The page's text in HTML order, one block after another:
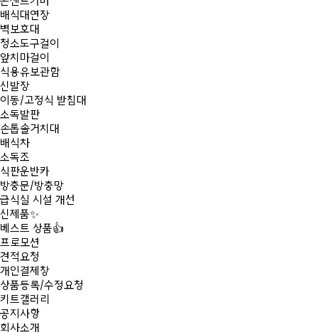
배식대연장
벽보호대
청소도구걸이
앞치마걸이
식용유보관함
신발장
이동/고정식 받침대
소독발판
손톱솔거치대
배식차
소독조
식판운반카
방충문/방충망
급식실 시설 개선
신제품✨
베스트 상품👍
프로모션
견적요청
개인결제창
상품등록/수정요청
키트갤러리
공지사항
회사소개